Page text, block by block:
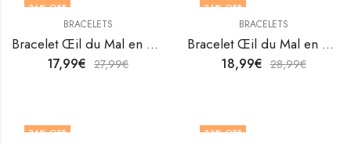
36% OFF
BRACELETS
Bracelet Œil du Mal en acier inoxydable plaqué or 18K de V&F Jewellers
17,99€ 27,99€
34% OFF
BRACELETS
Bracelet Œil du Mal en acier inoxydable plaqué or 18K de V&F Jewellers
18,99€ 28,99€
34% OFF 33% OFF